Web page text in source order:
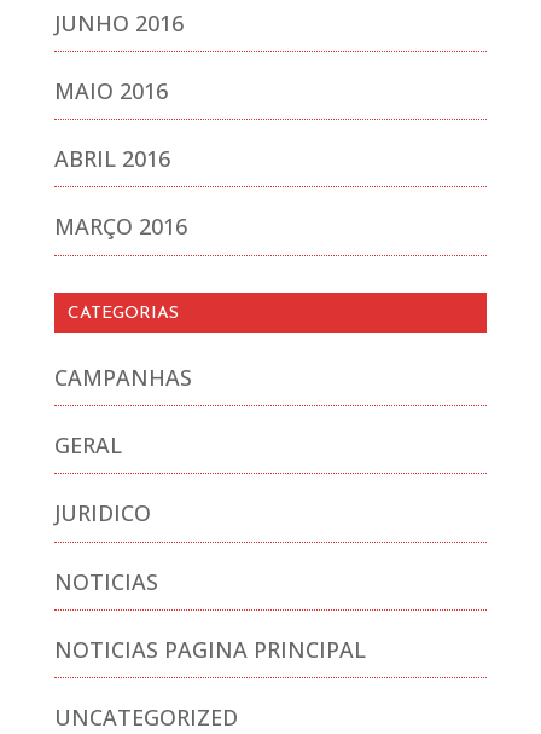
JUNHO 2016
MAIO 2016
ABRIL 2016
MARÇO 2016
CATEGORIAS
CAMPANHAS
GERAL
JURIDICO
NOTICIAS
NOTICIAS PAGINA PRINCIPAL
UNCATEGORIZED